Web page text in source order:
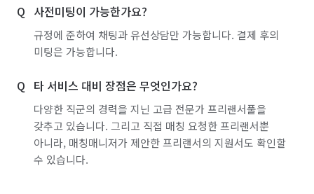
사전미팅이 가능한가요?
규정에 준하여 채팅과 유선상담만 가능합니다. 결제 후의
미팅은 가능합니다.
타 서비스 대비 장점은 무엇인가요?
다양한 직군의 경력을 지닌 고급 전문가 프리랜서풀을
갖추고 있습니다. 그리고 직접 매칭 요청한 프리랜서뿐
아니라, 매칭매니저가 제안한 프리랜서의 지원서도 확인할
수 있습니다.